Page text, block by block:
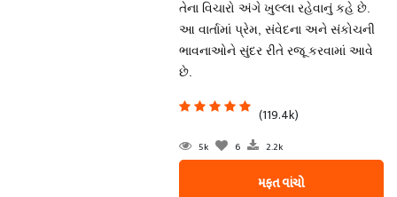
તેના વિચારો અંગે ખુલ્લા રહેવાનું કહે છે.
આ વાર્તામાં પ્રેમ, સંવેદના અને સંકોચની
ભાવનાઓને સુંદર રીતે રજૂ કરવામાં આવે
છે.
(119.4k)
5k 6 2.2k
મફત વાંચો